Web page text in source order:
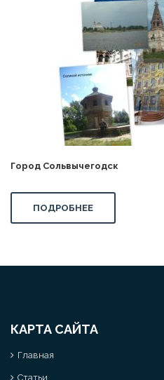
Город Сольвычегодск
ПОДРОБНЕЕ
КАРТА САЙТА
Главная
Статьи